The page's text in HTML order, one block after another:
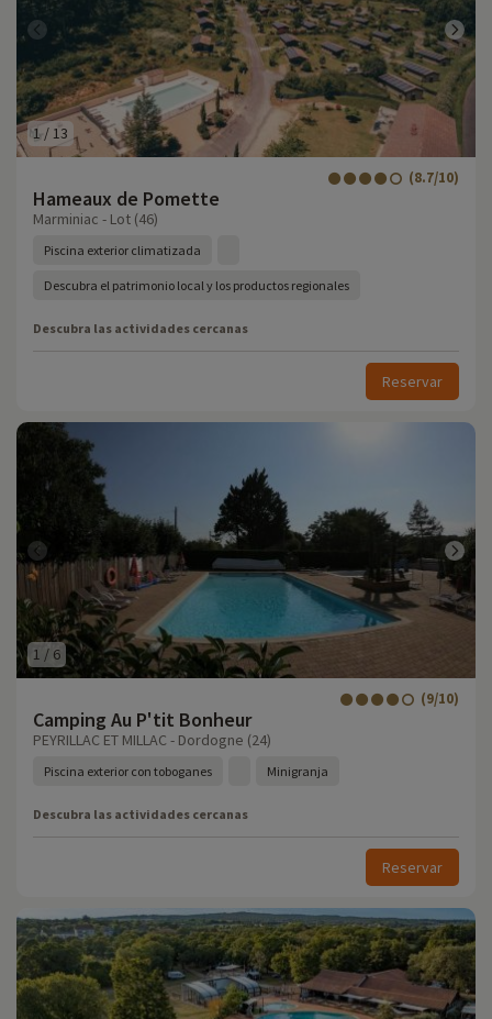
1 / 13
Hameaux de Pomette
(8.7/10)
Marminiac - Lot (46)
Piscina exterior climatizada
Descubra el patrimonio local y los productos regionales
Descubra las actividades cercanas
Reservar
1 / 6
Camping Au P'tit Bonheur
(9/10)
PEYRILLAC ET MILLAC - Dordogne (24)
Piscina exterior con toboganes Minigranja
Descubra las actividades cercanas
Reservar